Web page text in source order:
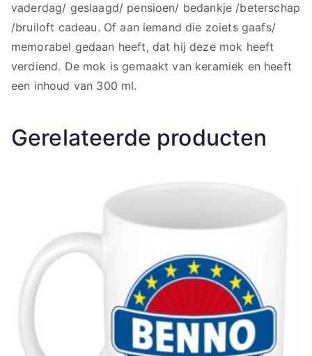
vaderdag/ geslaagd/ pensioen/ bedankje /beterschap
/bruiloft cadeau. Of aan iemand die zoiets gaafs/
memorabel gedaan heeft, dat hij deze mok heeft
verdiend. De mok is gemaakt van keramiek en heeft
een inhoud van 300 ml.
Gerelateerde producten